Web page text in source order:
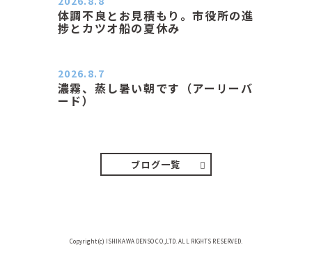
体調不良とお見積もり。市役所の進
捗とカツオ船の夏休み
濃霧、蒸し暑い朝です（アーリーバ
ード）
2026.8.7
ブログ一覧
Copyright(c) ISHIKAWA DENSO CO.,LTD. ALL RIGHTS RESERVED.